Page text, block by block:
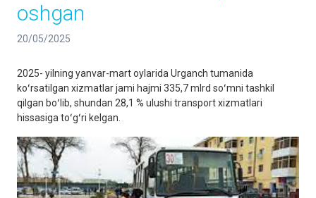
oshgan
20/05/2025
2025- yilning yanvar-mart oylarida Urganch tumanida
koʻrsatilgan xizmatlar jami hajmi 335,7 mlrd soʻmni tashkil
qilgan boʻlib, shundan 28,1 % ulushi transport xizmatlari
hissasiga toʻgʻri kelgan.